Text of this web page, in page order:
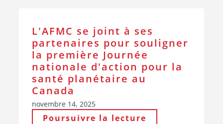
L'AFMC se joint à ses
partenaires pour souligner
la première Journée
nationale d'action pour la
santé planétaire au
Canada
novembre 14, 2025
Poursuivre la lecture